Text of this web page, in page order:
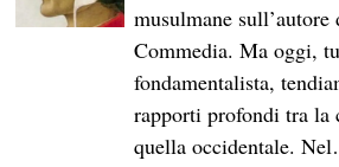
musulmane
Commedia. Ma oggi,
fondamentalista,
rapporti profondi tra la
quella occidentale.